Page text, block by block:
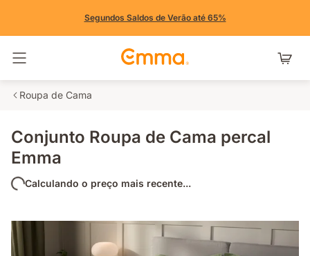
Segundos Saldos de Verão até 65%
Roupa de Cama
Conjunto Roupa de Cama percal
Emma
Calculando o preço mais recente...